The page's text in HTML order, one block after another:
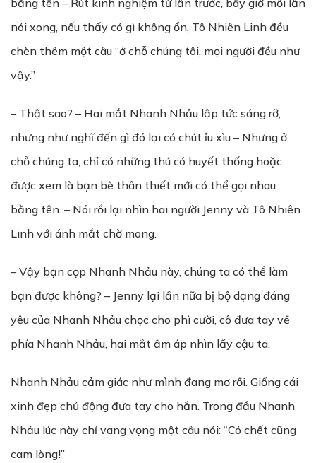
bằng tên – Rút kinh nghiệm từ lần trước, bây giờ mỗi lần
nói xong, nếu thấy có gì không ổn, Tô Nhiên Linh đều
chèn thêm một câu “ở chỗ chúng tôi, mọi người đều như
vậy.”
– Thật sao? – Hai mắt Nhanh Nhảu lập tức sáng rỡ,
nhưng như nghĩ đến gì đó lại có chút ỉu xìu – Nhưng ở
chỗ chúng ta, chỉ có những thú có huyết thống hoặc
được xem là bạn bè thân thiết mới có thể gọi nhau
bằng tên. – Nói rồi lại nhìn hai người Jenny và Tô Nhiên
Linh với ánh mắt chờ mong.
– Vậy bạn cọp Nhanh Nhảu này, chúng ta có thể làm
bạn được không? – Jenny lại lần nữa bị bộ dạng đáng
yêu của Nhanh Nhảu chọc cho phì cười, cô đưa tay về
phía Nhanh Nhảu, hai mắt ấm áp nhìn lấy cậu ta.
Nhanh Nhảu cảm giác như mình đang mơ rồi. Giống cái
xinh đẹp chủ động đưa tay cho hắn. Trong đầu Nhanh
Nhảu lúc này chỉ vang vọng một câu nói: “Có chết cũng
cam lòng!”